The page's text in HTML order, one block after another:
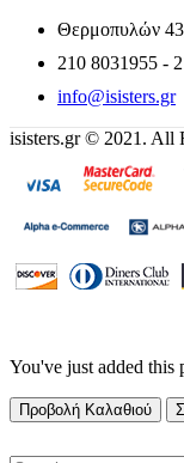
Θερμοπυλών
210 8031955 -
info@isisters.gr
isisters.gr © 2021. All
You've just added this
Προβολή Καλαθιού